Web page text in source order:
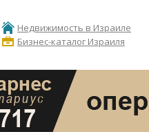
Недвижимость в Израиле
Бизнес-каталог Израиля